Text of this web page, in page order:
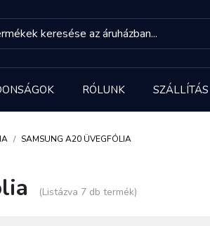
RÓLUNK SZÁLLÍTÁS
SAMSUNG A20 ÜVEGFÓLIA
(Listázva 7 db termék)